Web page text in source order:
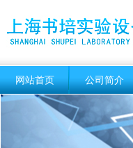
网站首页 公司简介